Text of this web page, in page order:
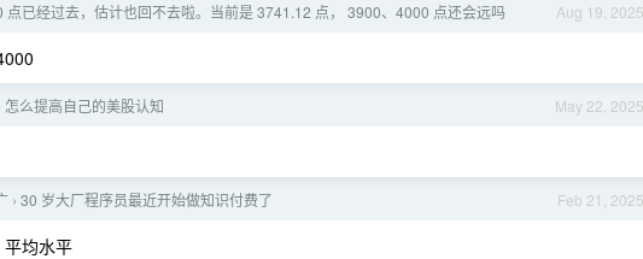
Aug 19, 2025
点已经过去，估计也回不去啦。当前是 3741.12 点， 3900、4000 点还会远吗
May 22, 2025
怎么提高自己的美股认知
Feb 21, 2025
› 30 岁大厂程序员最近开始做知识付费了
均水平